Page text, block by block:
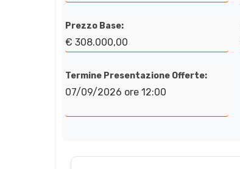
Prezzo Base:
€ 308.000,00
Termine Presentazione Offerte:
07/09/2026 ore 12:00